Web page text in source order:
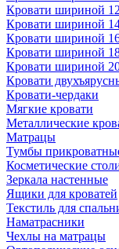
Кровати шириной
Кровати шириной
Кровати шириной
Кровати шириной
Кровати шириной
Кровати
Кровати-чердаки
Мягкие кровати
Металлические
Матрацы
Тумбы
Косметические
Зеркала настенные
Ящики для кроватей
Текстиль для
Наматрасники
Чехлы на матрацы